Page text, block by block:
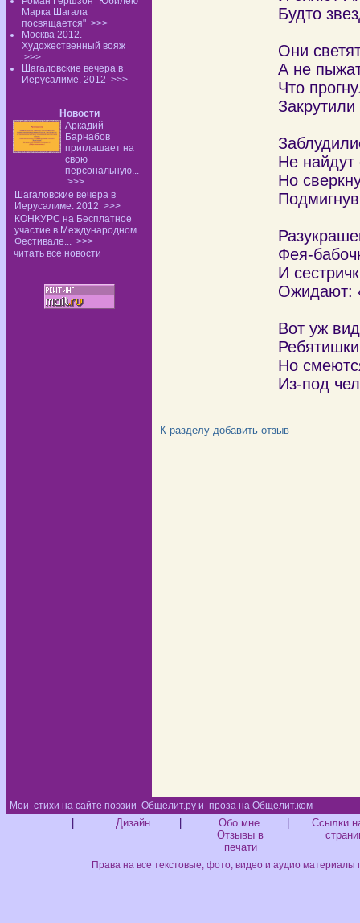
Марка Шагала
посвящается" >>>
Москва 2012.
Художественный вояж
>>>
Шагаловские вечера в
Иерусалиме. 2012 >>>
Новости
Аркадий
Барнабов
приглашает на
свою
персональную...
>>>
Шагаловские вечера в
Иерусалиме. 2012 >>>
КОНКУРС на Бесплатное
участие в Международном
Фестивале... >>>
читать все новости
Будто
Они
А не
Что
Не найдут
Но
Фея-
И
Ожидают:
Вот уж
Но
Из-под
К разделу добавить отзыв
Мои стихи на сайте поэзии Общелит.ру и проза на Общелит.ком
Дизайн
Обо мне.
Отзывы в
печати
Ссылки
Права на все текстовые, фото, видео и аудио